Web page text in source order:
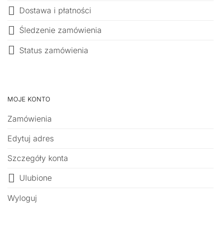
Dostawa i płatności
Śledzenie zamówienia
Status zamówienia
MOJE KONTO
Zamówienia
Edytuj adres
Szczegóły konta
Ulubione
Wyloguj